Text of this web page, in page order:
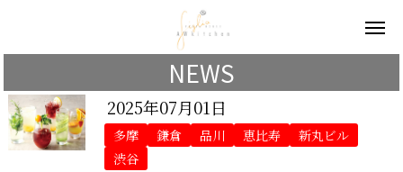
NEWS
2025年07月01日
多摩 鎌倉 品川 恵比寿
新丸ビル
渋谷